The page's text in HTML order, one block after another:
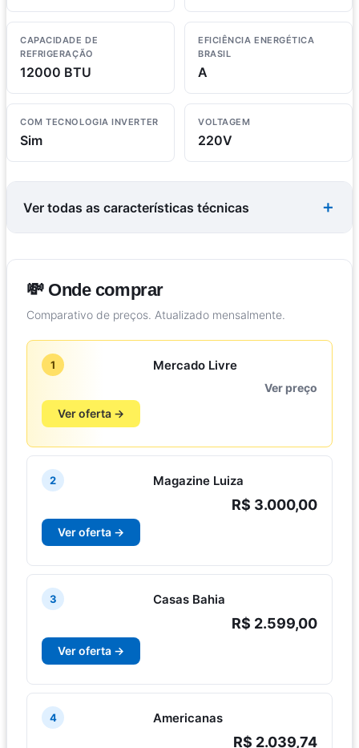
CAPACIDADE DE
REFRIGERAÇÃO
12000 BTU
EFICIÊNCIA ENERGÉTICA
BRASIL
A
COM TECNOLOGIA INVERTER
Sim
VOLTAGEM
220V
Ver todas as características técnicas
💸 Onde comprar
Comparativo de preços. Atualizado mensalmente.
1 Mercado Livre
Ver preço
Ver oferta →
2 Magazine Luiza
R$ 3.000,00
Ver oferta →
3 Casas Bahia
R$ 2.599,00
Ver oferta →
4 Americanas
R$ 2.039,74